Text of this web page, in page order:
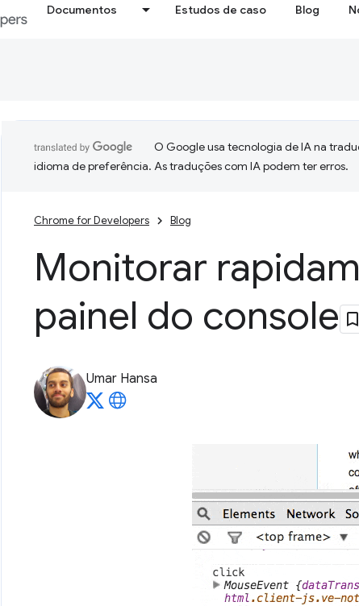
Documentos Estudos de caso Blog
O Google usa tecnologia de IA na
idioma de preferência. As traduções com IA podem ter erros.
Chrome for Developers Blog
Monitorar
painel do console
Umar Hansa